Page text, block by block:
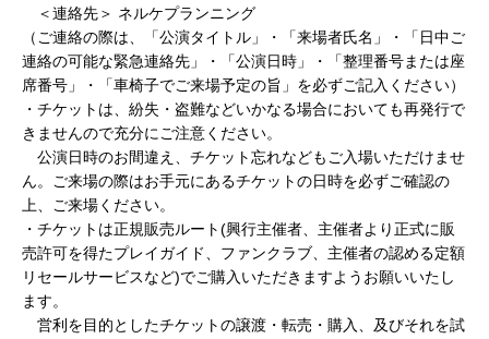
＜連絡先＞ ネルケプランニング
（ご連絡の際は、「公演タイトル」・「来場者氏名」・「日中ご
連絡の可能な緊急連絡先」・「公演日時」・「整理番号または座
席番号」・「車椅子でご来場予定の旨」を必ずご記入ください）
・チケットは、紛失・盗難などいかなる場合においても再発行で
きませんので充分にご注意ください。
公演日時のお間違え、チケット忘れなどもご入場いただけませ
ん。ご来場の際はお手元にあるチケットの日時を必ずご確認の
上、ご来場ください。
・チケットは正規販売ルート(興行主催者、主催者より正式に販
売許可を得たプレイガイド、ファンクラブ、主催者の認める定額
リセールサービスなど)でご購入いただきますようお願いいたし
ます。
営利を目的としたチケットの譲渡・転売・購入、及びそれを試